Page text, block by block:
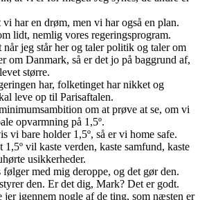
har en drøm, men vi har også en plan.
lidt, nemlig vores regeringsprogram.
jeg står her og taler politik og taler om
om Danmark, så er det jo på baggrund af,
større.
har, folketinget har nikket og
leve op til Parisaftalen.
om at prøve at se, om vi
opvarmning på 1,5º.
vi bare holder 1,5º, så er vi home safe.
1,5º vil kaste verden, kaste samfund, kaste
usikkerheder.
følger med mig deroppe, og det gør den.
den. Er det dig, Mark? Det er godt.
jer igennem nogle af de ting, som næsten er